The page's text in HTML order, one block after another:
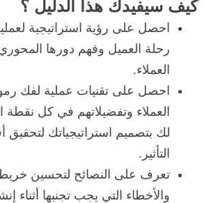
كيف سيفيدك هذا الدليل‌‌ ‌‌؟‌‌
احصل على رؤية استراتيجية
رحلة العميل وفهم دورها
العملاء.
احصل على تقنيات عملية لفك
العملاء وتفضيلاتهم في كل
لك بتصميم استراتيجياتك
التأثير.
تعرف على النصائح لتحسين
والأخطاء التي يجب تجنبها أثناء